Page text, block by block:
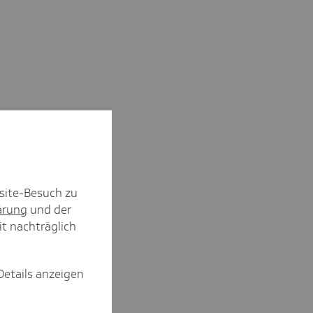
Besuch zu
und der
nachträglich
anzeigen